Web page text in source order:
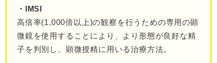
・IMSI
高倍率(1,000倍以上)の観察を行うための専用の顕
微鏡を使用することにより、より形態が良好な精
子を判別し、顕微授精に用いる治療方法。